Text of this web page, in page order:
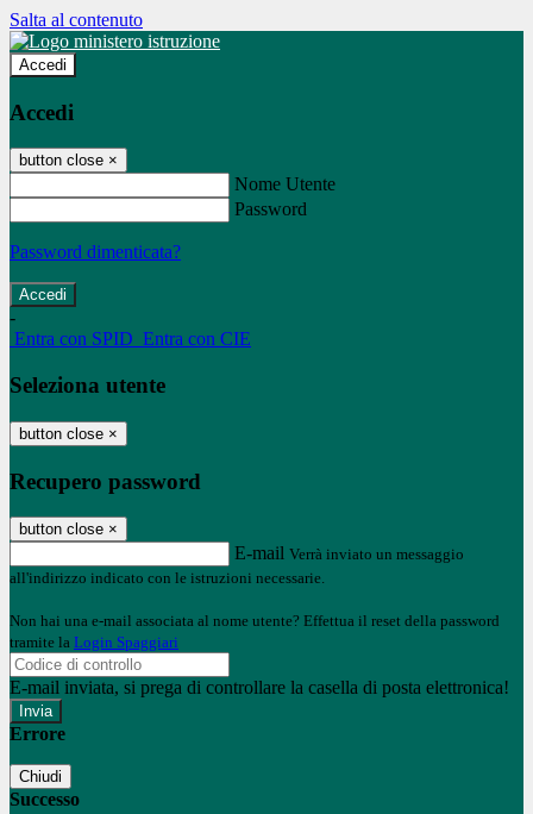
Salta al contenuto
Accedi
Accedi
button close ×
Nome Utente
Password
Password dimenticata?
-
Entra con SPID Entra con CIE
Seleziona utente
button close ×
Recupero password
button close ×
E-mail Verrà inviato un messaggio
all'indirizzo indicato con le istruzioni necessarie.
Non hai una e-mail associata al nome utente? Effettua il reset della password
tramite la Login Spaggiari
E-mail inviata, si prega di controllare la casella di posta elettronica!
Errore
Chiudi
Successo